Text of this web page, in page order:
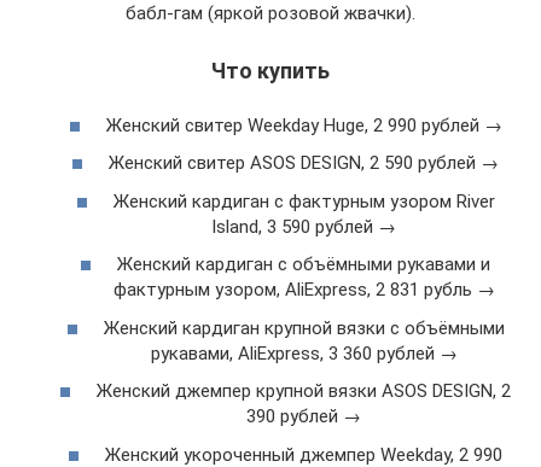
бабл-гам (яркой розовой жвачки).
Что купить
Женский свитер Weekday Huge, 2 990 рублей →
Женский свитер ASOS DESIGN, 2 590 рублей →
Женский кардиган с фактурным узором River
Island, 3 590 рублей →
Женский кардиган с объёмными рукавами и
фактурным узором, AliExpress, 2 831 рубль →
Женский кардиган крупной вязки с объёмными
рукавами, AliExpress, 3 360 рублей →
Женский джемпер крупной вязки ASOS DESIGN, 2
390 рублей →
Женский укороченный джемпер Weekday, 2 990